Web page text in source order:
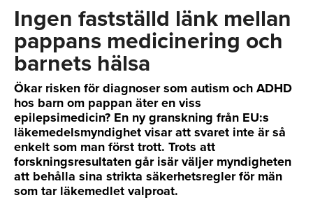
Ingen fastställd länk mellan
pappans medicinering och
barnets hälsa
Ökar risken för diagnoser som autism och ADHD
hos barn om pappan äter en viss
epilepsimedicin? En ny granskning från EU:s
läkemedelsmyndighet visar att svaret inte är så
enkelt som man först trott. Trots att
forskningsresultaten går isär väljer myndigheten
att behålla sina strikta säkerhetsregler för män
som tar läkemedlet valproat.